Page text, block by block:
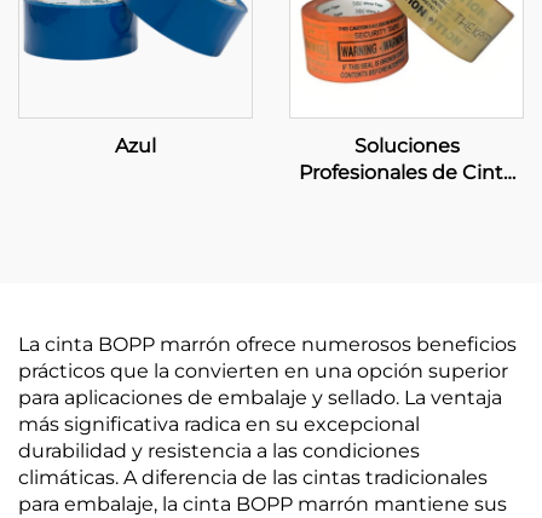
Azul
Soluciones
Profesionales de Cinta
La cinta BOPP marrón ofrece numerosos beneficios
prácticos que la convierten en una opción superior
para aplicaciones de embalaje y sellado. La ventaja
más significativa radica en su excepcional
durabilidad y resistencia a las condiciones
climáticas. A diferencia de las cintas tradicionales
para embalaje, la cinta BOPP marrón mantiene sus